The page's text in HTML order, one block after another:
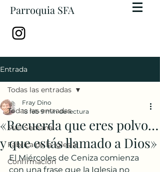
Parroquia SFA
Entrada
Todas las entradas
Mail Semanal
Fábrica de la Iglesia
Confirmación
Todas las entradas
«Recuerda que eres polvo…
y que estás llamado a Dios»
Fray Dino
18 feb 9 min de lectura
El Miércoles de Ceniza comienza
con una frase que la Iglesia no